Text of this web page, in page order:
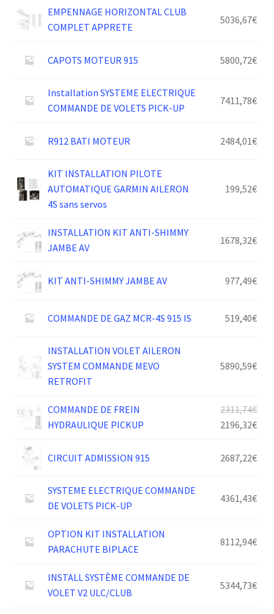
EMPENNAGE HORIZONTAL CLUB
COMPLET APPRETE
5036,67€
CAPOTS MOTEUR 915 5800,72€
Installation SYSTEME ELECTRIQUE
COMMANDE DE VOLETS PICK-UP
7411,78€
R912 BATI MOTEUR 2484,01€
KIT INSTALLATION PILOTE
AUTOMATIQUE GARMIN AILERON
4S sans servos
199,52€
INSTALLATION KIT ANTI-SHIMMY
JAMBE AV
1678,32€
KIT ANTI-SHIMMY JAMBE AV 977,49€
COMMANDE DE GAZ MCR-4S 915 IS 519,40€
INSTALLATION VOLET AILERON
SYSTEM COMMANDE MEVO
RETROFIT
5890,59€
COMMANDE DE FREIN
HYDRAULIQUE PICKUP
2311,74€Le
prix
2196,32€Le
prix
CIRCUIT ADMISSION 915 2687,22€
SYSTEME ELECTRIQUE COMMANDE
DE VOLETS PICK-UP
4361,43€
OPTION KIT INSTALLATION
PARACHUTE BIPLACE
8112,94€
INSTALL SYSTÈME COMMANDE DE
VOLET V2 ULC/CLUB
5344,73€